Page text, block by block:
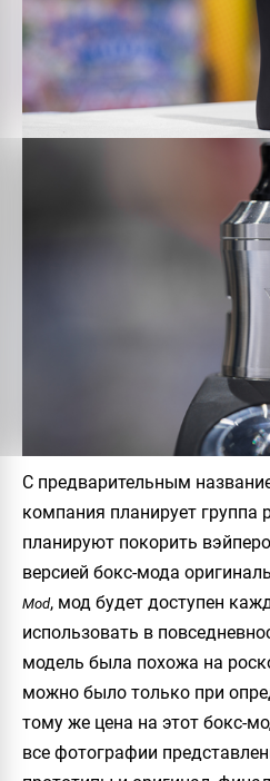
С предварительным
компания планирует группа
планируют покорить
версией бокс-мода
Mod, мод будет доступен
использовать в
модель была похожа на
можно было только при
тому же цена на этот бокс-
все фотографии